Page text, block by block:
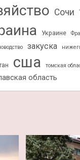
Сочи
Украине
закуска
сша томская
область